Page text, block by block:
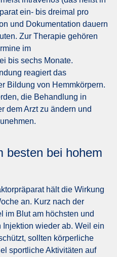
ein- bis dreimal pro
und Dokumentation dauern
Zur Therapie gehören
im
bis sechs Monate.
reagiert das
Bildung von Hemmkörpern.
die Behandlung in
dem Arzt zu ändern und
besten bei hohem
hält die Wirkung
an. Kurz nach der
im Blut am höchsten und
Injektion wieder ab. Weil ein
sollten körperliche
sportliche Aktivitäten auf